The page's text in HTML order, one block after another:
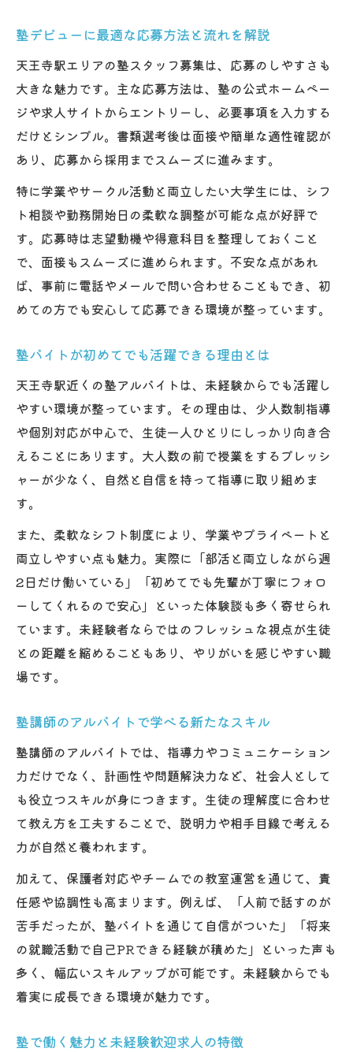
塾バイト求人を駅近で探すメリットとは
塾スタッフ募集はアクセス抜群で通いやす
い
塾スタッフが天王寺駅周辺で働く魅力を解
説
塾バイトで大学生が得られる成長と経験
塾スタッフとしてキャリア形成が可能な理
由
塾講師アルバイトが大学生活に役立つ理由
塾求人でスキルアップと実績を同時に実現
効率良く稼げる塾スタッフ求人の選び方ガイド
塾スタッフで効率良く稼ぐための求人選び
塾バイトで高収入を目指すポイントとは
塾スタッフ募集の待遇と昇給制度を徹底解
塾デビューに最適な応募方法と流れを解説
天王寺駅エリアの塾スタッフ募集は、応募のしやすさも
大きな魅力です。主な応募方法は、塾の公式ホームペー
ジや求人サイトからエントリーし、必要事項を入力する
だけとシンプル。書類選考後は面接や簡単な適性確認が
あり、応募から採用までスムーズに進みます。
特に学業やサークル活動と両立したい大学生には、シフ
ト相談や勤務開始日の柔軟な調整が可能な点が好評で
す。応募時は志望動機や得意科目を整理しておくこと
で、面接もスムーズに進められます。不安な点があれ
ば、事前に電話やメールで問い合わせることもでき、初
めての方でも安心して応募できる環境が整っています。
塾バイトが初めてでも活躍できる理由とは
天王寺駅近くの塾アルバイトは、未経験からでも活躍し
やすい環境が整っています。その理由は、少人数制指導
や個別対応が中心で、生徒一人ひとりにしっかり向き合
えることにあります。大人数の前で授業をするプレッシ
ャーが少なく、自然と自信を持って指導に取り組めま
す。
また、柔軟なシフト制度により、学業やプライベートと
両立しやすい点も魅力。実際に「部活と両立しながら週
2日だけ働いている」「初めてでも先輩が丁寧にフォロ
ーしてくれるので安心」といった体験談も多く寄せられ
ています。未経験者ならではのフレッシュな視点が生徒
との距離を縮めることもあり、やりがいを感じやすい職
場です。
塾講師のアルバイトで学べる新たなスキル
塾講師のアルバイトでは、指導力やコミュニケーション
力だけでなく、計画性や問題解決力など、社会人として
も役立つスキルが身につきます。生徒の理解度に合わせ
て教え方を工夫することで、説明力や相手目線で考える
力が自然と養われます。
加えて、保護者対応やチームでの教室運営を通じて、責
任感や協調性も高まります。例えば、「人前で話すのが
苦手だったが、塾バイトを通じて自信がついた」「将来
の就職活動で自己PRできる経験が積めた」といった声も
多く、幅広いスキルアップが可能です。未経験からでも
着実に成長できる環境が魅力です。
塾で働く魅力と未経験歓迎求人の特徴